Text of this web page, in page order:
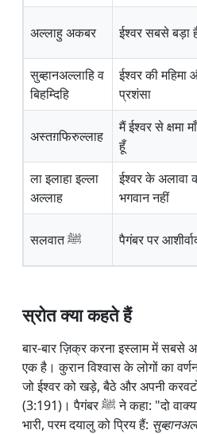
अल्लाहु अकबर ईश्वर सबसे बड़ा
सुब्हानअल्लाहि व
बिहम्दिहि
ईश्वर की महिमा
प्रशंसा
अस्तग़फिरुल्लाह
मैं ईश्वर से क्षमा
हूँ
ला इलाहा इल्ला
अल्लाह
ईश्वर के अलावा
भगवान नहीं
सलवात ⁠ﷺ पैगंबर पर
स्रोत क्या कहते हैं
बार-बार ज़िक्र करना इस्लाम में
एक है। कुरान विश्वास के लोगों का
जो ईश्वर को खड़े, बैठे और अपनी
(3:191)। पैगंबर ﷺ ने कहा: "दो वाक्यांश जीभ पर हल्के, तराजू पर
भारी, परम दयालु को प्रिय हैं: